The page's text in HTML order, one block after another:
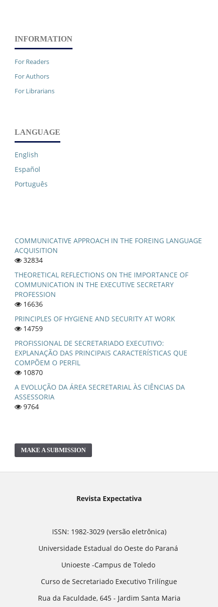
INFORMATION
For Readers
For Authors
For Librarians
LANGUAGE
English
Español
Português
COMMUNICATIVE APPROACH IN THE FOREING LANGUAGE
ACQUISITION
32834
THEORETICAL REFLECTIONS ON THE IMPORTANCE OF
COMMUNICATION IN THE EXECUTIVE SECRETARY
PROFESSION
16636
PRINCIPLES OF HYGIENE AND SECURITY AT WORK
14759
PROFISSIONAL DE SECRETARIADO EXECUTIVO:
EXPLANAÇÃO DAS PRINCIPAIS CARACTERÍSTICAS QUE
COMPÕEM O PERFIL
10870
A EVOLUÇÃO DA ÁREA SECRETARIAL ÀS CIÊNCIAS DA
ASSESSORIA
9764
MAKE A SUBMISSION
Revista Expectativa
ISSN: 1982-3029 (versão eletrônica)
Universidade Estadual do Oeste do Paraná
Unioeste -Campus de Toledo
Curso de Secretariado Executivo Trilíngue
Rua da Faculdade, 645 - Jardim Santa Maria